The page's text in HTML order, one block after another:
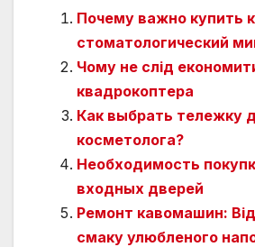
Почему важно купить
стоматологический
Чому не слід
квадрокоптера
Как выбрать тележку
косметолога?
Необходимость
входных дверей
Ремонт кавомашин:
смаку улюбленого